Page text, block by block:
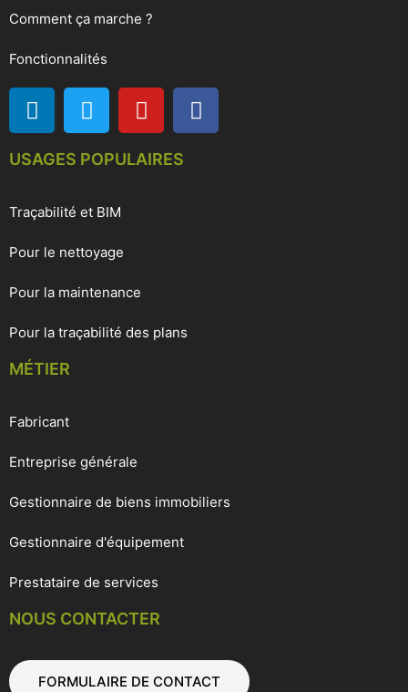
Comment ça marche ?
Fonctionnalités
USAGES POPULAIRES
Traçabilité et BIM
Pour le nettoyage
Pour la maintenance
Pour la traçabilité des plans
MÉTIER
Fabricant
Entreprise générale
Gestionnaire de biens immobiliers
Gestionnaire d'équipement
Prestataire de services
NOUS CONTACTER
FORMULAIRE DE CONTACT